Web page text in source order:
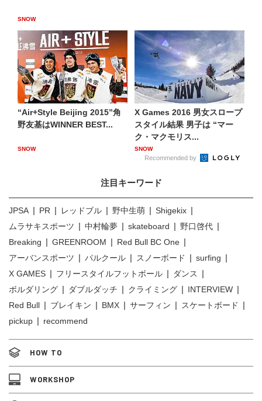
SNOW
“Air+Style Beijing 2015”角
野友基はWINNER BEST...
SNOW
X Games 2016 男女スロープ
スタイル結果 男子は “マー
ク・マクモリス...
SNOW
Recommended by
注目キーワード
JPSA PR レッドブル 野中生萌
Shigekix
ムラサキスポーツ
中村輪夢 skateboard
野口啓代
Breaking
GREENROOM
Red Bull BC One
アーバンスポーツ
パルクール スノーボード
surfing
X GAMES
フリースタイルフットボール
ダンス
ボルダリング
ダブルダッチ クライミング
INTERVIEW
Red Bull
ブレイキン BMX サーフィン
スケートボード
pickup
recommend
HOW TO
WORKSHOP